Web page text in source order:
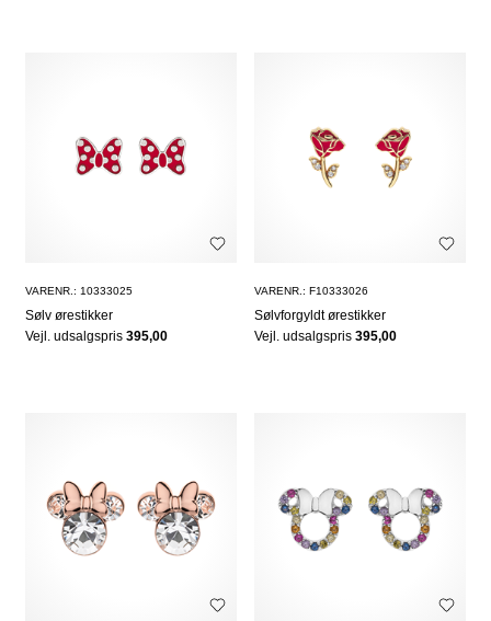
VARENR.: 10333025
Sølv ørestikker
Vejl. udsalgspris 395,00
VARENR.: F10333026
Sølvforgyldt ørestikker
Vejl. udsalgspris395,00